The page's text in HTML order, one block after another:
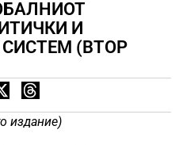
И
(ВТОР
издание)